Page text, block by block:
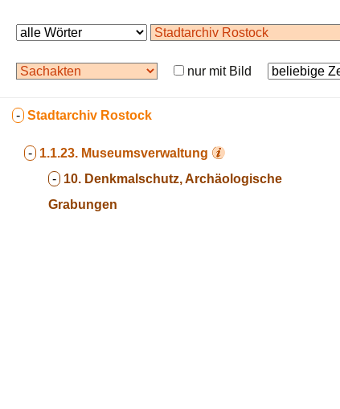
nur mit Bild
- Stadtarchiv Rostock
- 1.1.23. Museumsverwaltung
- 10. Denkmalschutz, Archäologische
Grabungen